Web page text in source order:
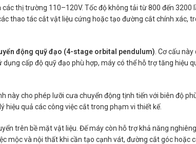
các thị trường 110–120V. Tốc độ không tải từ 800 đến
thao tác cắt vật liệu cứng hoặc tạo đường cắt chính xác,
động quỹ đạo (4-stage orbital pendulum) . Cơ cấu
cấp độ quỹ đạo phù hợp, máy có thể hỗ trợ tăng hiệu
này cho phép lưỡi cưa chuyển động tịnh tiến với biên độ
hiệu quả các công việc cắt trong phạm vi thiết kế.
trên bề mặt vật liệu. Đế máy còn hỗ trợ khả năng nghiêng
mộc và nội thất khi cần tạo cạnh vát, đường cắt góc hoặc